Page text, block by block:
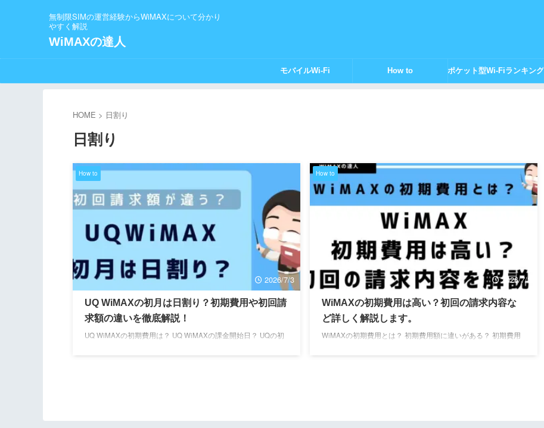
無制限SIMの運営経験からWiMAXについて分かり
やすく解説
WiMAXの達人
モバイルWi-Fi How to ポケット型Wi-Fiランキング
HOME > 日割り
日割り
How to
2026/7/3
UQ WiMAXの初月は日割り？初期費用や初回請
求額の違いを徹底解説！
UQ WiMAXの初期費用は？ UQ WiMAXの課金開始日？ UQの初
How to
2026/7/3
WiMAXの初期費用は高い？初回の請求内容な
ど詳しく解説します。
WiMAXの初期費用とは？ 初期費用額に違いがある？ 初期費用